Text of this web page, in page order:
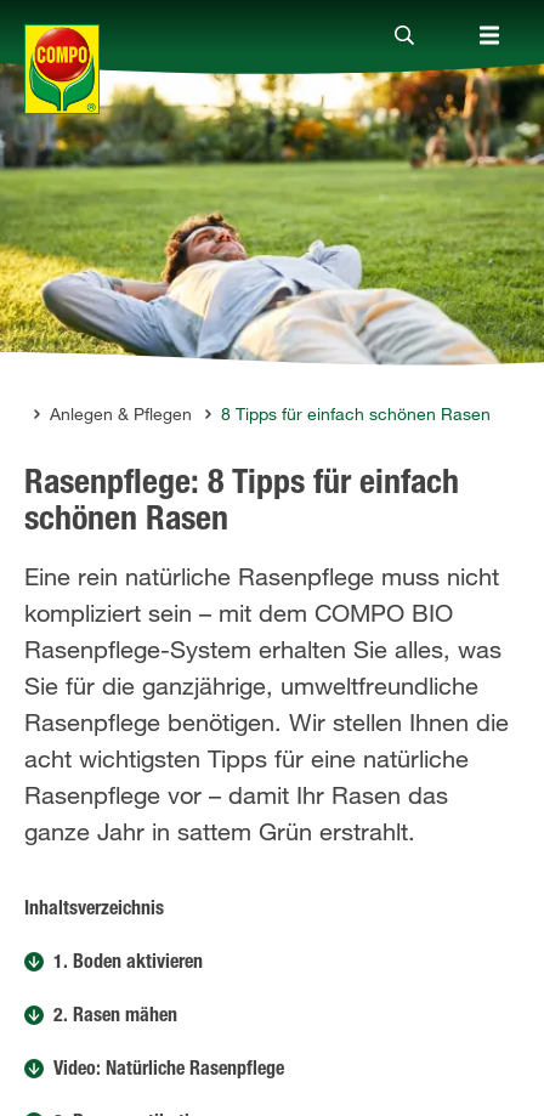
Produkte
Ratgeber
Themenwelten
Service
Unternehmen
Anlegen & Pflegen 8 Tipps für einfach schönen Rasen
Rasenpflege: 8 Tipps für einfach
schönen Rasen
Eine rein natürliche Rasenpflege muss nicht
kompliziert sein – mit dem COMPO BIO
Rasenpflege-System erhalten Sie alles, was
Sie für die ganzjährige, umweltfreundliche
Rasenpflege benötigen. Wir stellen Ihnen die
acht wichtigsten Tipps für eine natürliche
Rasenpflege vor – damit Ihr Rasen das
ganze Jahr in sattem Grün erstrahlt.
Inhaltsverzeichnis
1. Boden aktivieren
2. Rasen mähen
Video: Natürliche Rasenpflege